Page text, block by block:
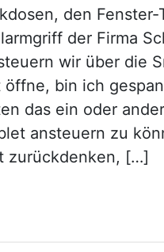
den
der Firma
wir über die
öffne, bin ich
das ein oder
ansteuern zu
zurückdenken, […]